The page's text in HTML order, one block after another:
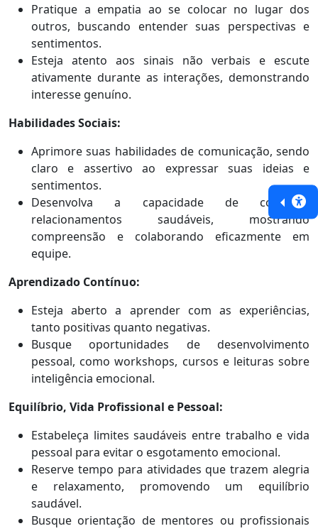
Pratique a empatia ao se colocar no lugar dos
outros, buscando entender suas perspectivas e
sentimentos.
Esteja atento aos sinais não verbais e escute
ativamente durante as interações, demonstrando
interesse genuíno.
Habilidades Sociais:
Aprimore suas habilidades de comunicação, sendo
claro e assertivo ao expressar suas ideias e
sentimentos.
Desenvolva a capacidade de construir
relacionamentos saudáveis, mostrando
compreensão e colaborando eficazmente em
equipe.
Aprendizado Contínuo:
Esteja aberto a aprender com as experiências,
tanto positivas quanto negativas.
Busque oportunidades de desenvolvimento
pessoal, como workshops, cursos e leituras sobre
inteligência emocional.
Equilíbrio, Vida Profissional e Pessoal:
Estabeleça limites saudáveis entre trabalho e vida
pessoal para evitar o esgotamento emocional.
Reserve tempo para atividades que trazem alegria
e relaxamento, promovendo um equilíbrio
saudável.
Busque orientação de mentores ou profissionais